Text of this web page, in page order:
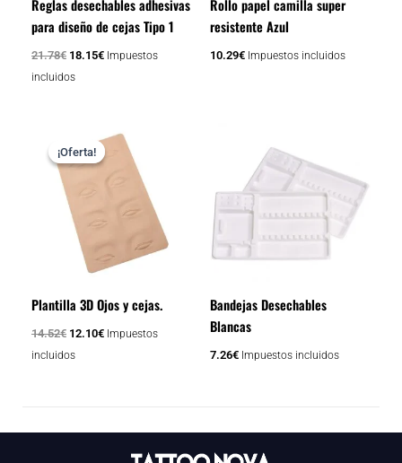
Reglas desechables adhesivas
para diseño de cejas Tipo 1
21.78€ 18.15€ Impuestos
incluidos
Rollo papel camilla super
resistente Azul
10.29€ Impuestos incluidos
¡Oferta!
¡Oferta!
Plantilla 3D Ojos y cejas.
14.52€
precio
original
14.52€.
12.10€
precio
actual
es:
Impuestos
incluidos
Bandejas Desechables
Blancas
7.26€ Impuestos incluidos